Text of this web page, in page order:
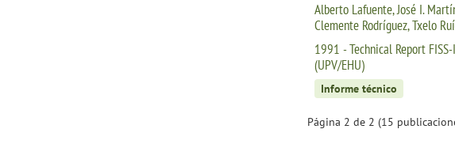
Alberto Lafuente, José I.
Clemente Rodríguez, Txelo
1991 - Technical Report
(UPV/EHU)
Informe técnico
Página 2 de 2 (15